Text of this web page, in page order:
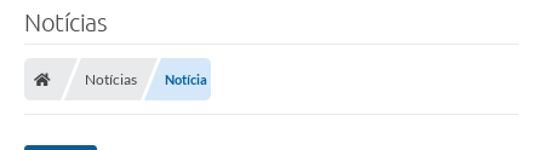
Notícias
Notícias Notícia